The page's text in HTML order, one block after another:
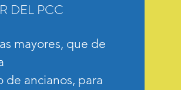
DEL PCC
mayores, que de
de ancianos, para